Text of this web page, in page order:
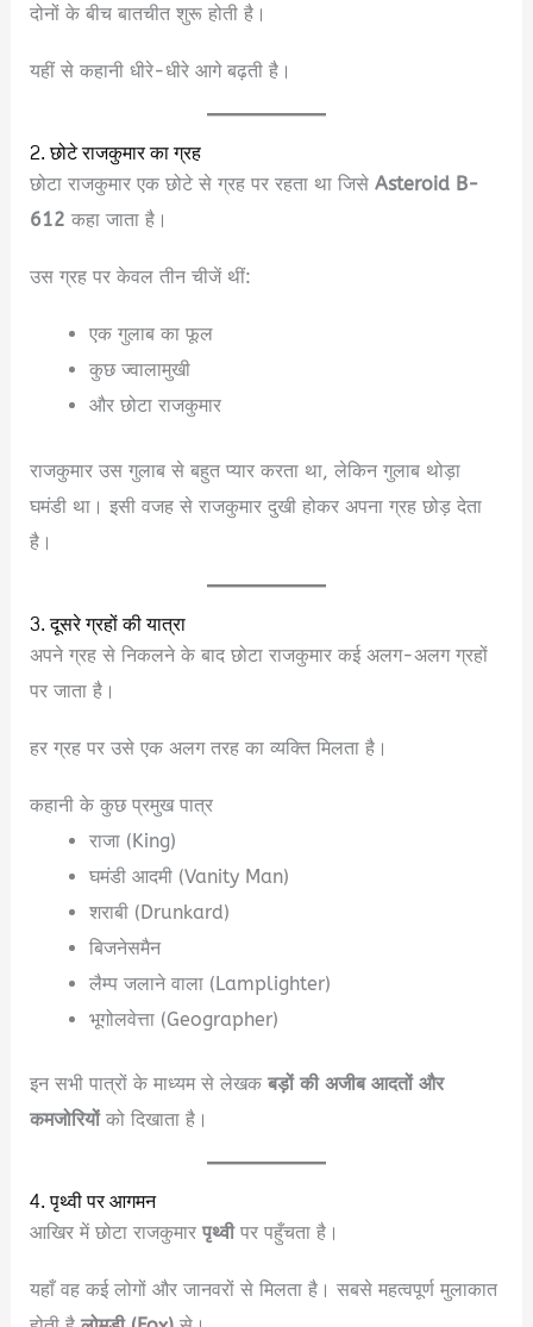
दोनों के बीच बातचीत शुरू होती है।
यहीं से कहानी धीरे-धीरे आगे बढ़ती है।
2. छोटे राजकुमार का ग्रह
छोटा राजकुमार एक छोटे से ग्रह पर रहता था जिसेAsteroid B-
612 कहा जाता है।
उस ग्रह पर केवल तीन चीजें थीं:
एक गुलाब का फूल
कुछ ज्वालामुखी
और छोटा राजकुमार
राजकुमार उस गुलाब से बहुत प्यार करता था, लेकिन गुलाब थोड़ा
घमंडी था। इसी वजह से राजकुमार दुखी होकर अपना ग्रह छोड़ देता
है।
3. दूसरे ग्रहों की यात्रा
अपने ग्रह से निकलने के बाद छोटा राजकुमार कई अलग-अलग ग्रहों
पर जाता है।
हर ग्रह पर उसे एक अलग तरह का व्यक्ति मिलता है।
कहानी के कुछ प्रमुख पात्र
राजा (King)
घमंडी आदमी (Vanity Man)
शराबी (Drunkard)
बिजनेसमैन
लैम्प जलाने वाला (Lamplighter)
भूगोलवेत्ता (Geographer)
इन सभी पात्रों के माध्यम से लेखकबड़ों की अजीब आदतों और
कमजोरियोंको दिखाता है।
4. पृथ्वी पर आगमन
आखिर में छोटा राजकुमारपृथ्वीपर पहुँचता है।
यहाँ वह कई लोगों और जानवरों से मिलता है। सबसे महत्वपूर्ण मुलाकात